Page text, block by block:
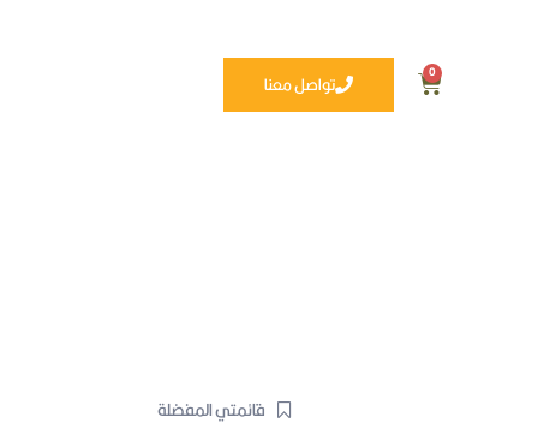
0 تواصل معنا
قائمتي المفضلة